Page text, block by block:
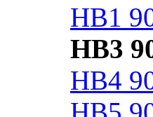
HB1
HB3
HB4